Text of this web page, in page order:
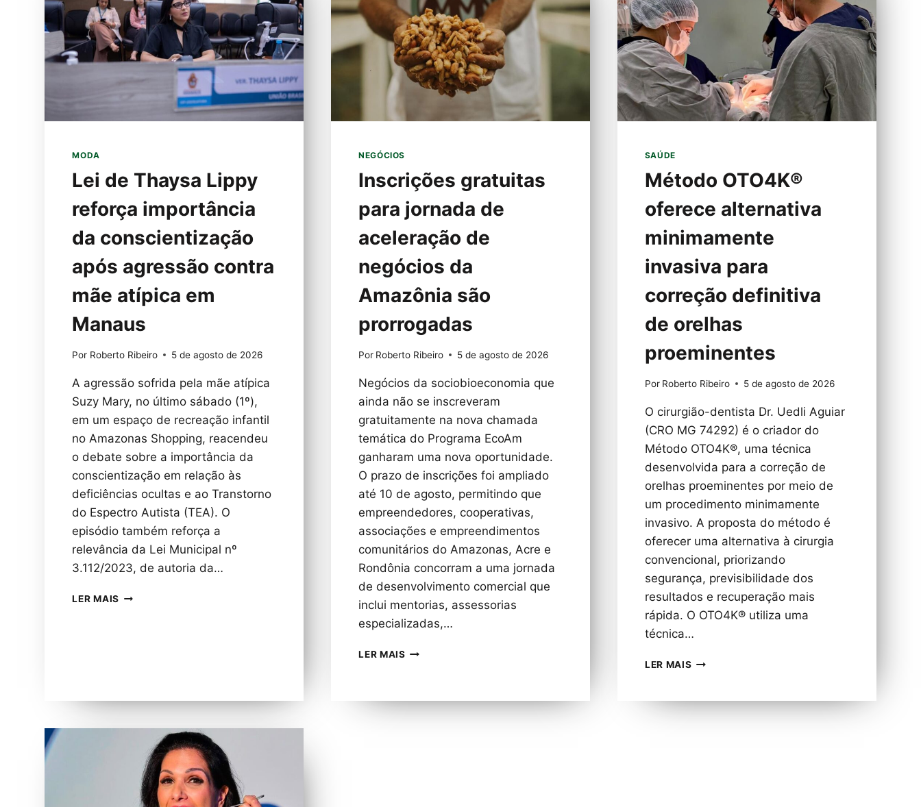
COM
NOVA
MONTAGEM
DE
DE
MARIA
MODA
Lei de Thaysa Lippy
reforça importância
da conscientização
após agressão contra
mãe atípica em
Manaus
Por Roberto Ribeiro 5 de agosto de 2026
A agressão sofrida pela mãe atípica
Suzy Mary, no último sábado (1º),
em um espaço de recreação infantil
no Amazonas Shopping, reacendeu
o debate sobre a importância da
conscientização em relação às
deficiências ocultas e ao Transtorno
do Espectro Autista (TEA). O
episódio também reforça a
relevância da Lei Municipal nº
3.112/2023, de autoria da…
LER MAIS LEI
CONTRA
ATÍPICA
MANAUS
NEGÓCIOS
Inscrições gratuitas
para jornada de
aceleração de
negócios da
Amazônia são
prorrogadas
Por Roberto Ribeiro 5 de agosto de 2026
Negócios da sociobioeconomia que
ainda não se inscreveram
gratuitamente na nova chamada
temática do Programa EcoAm
ganharam uma nova oportunidade.
O prazo de inscrições foi ampliado
até 10 de agosto, permitindo que
empreendedores, cooperativas,
associações e empreendimentos
comunitários do Amazonas, Acre e
Rondônia concorram a uma jornada
de desenvolvimento comercial que
inclui mentorias, assessorias
especializadas,…
LER MAIS INSCRIÇÕES
SAÚDE
Método OTO4K®
oferece alternativa
minimamente
invasiva para
correção definitiva
de orelhas
proeminentes
Por Roberto Ribeiro 5 de agosto de 2026
O cirurgião-dentista Dr. Uedli Aguiar
(CRO MG 74292) é o criador do
Método OTO4K®️, uma técnica
desenvolvida para a correção de
orelhas proeminentes por meio de
um procedimento minimamente
invasivo. A proposta do método é
oferecer uma alternativa à cirurgia
convencional, priorizando
segurança, previsibilidade dos
resultados e recuperação mais
rápida. O OTO4K®️ utiliza uma
técnica…
LER MAIS MÉTODO
ALTERNATIVA